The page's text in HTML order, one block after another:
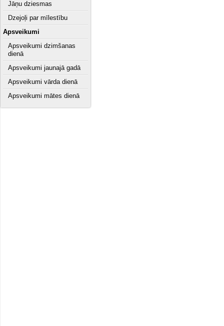
Jāņu dziesmas
Dzejoļi par mīlestību
Apsveikumi
Apsveikumi dzimšanas
dienā
Apsveikumi jaunajā gadā
Apsveikumi vārda dienā
Apsveikumi mātes dienā